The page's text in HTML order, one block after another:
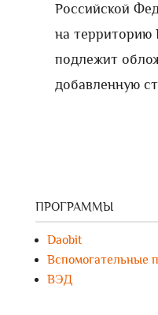
Российской
на территорию
подлежит
добавленную
ПРОГРАММЫ
Daobit
Вспомогательные
ВЭД